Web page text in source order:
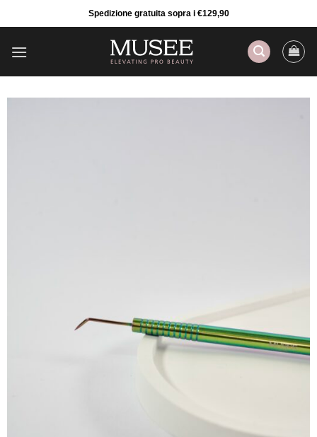
ai
Spedizione gratuita sopra i €129,90